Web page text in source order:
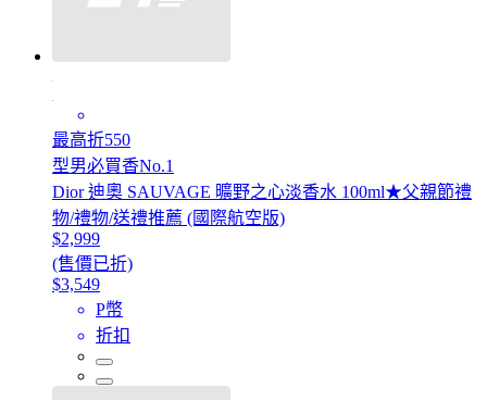
最高折550
型男必買香No.1
Dior 迪奧 SAUVAGE 曠野之心淡香水 100ml★父親節禮
物/禮物/送禮推薦 (國際航空版)
$2,999
(售價已折)
$3,549
P幣
折扣